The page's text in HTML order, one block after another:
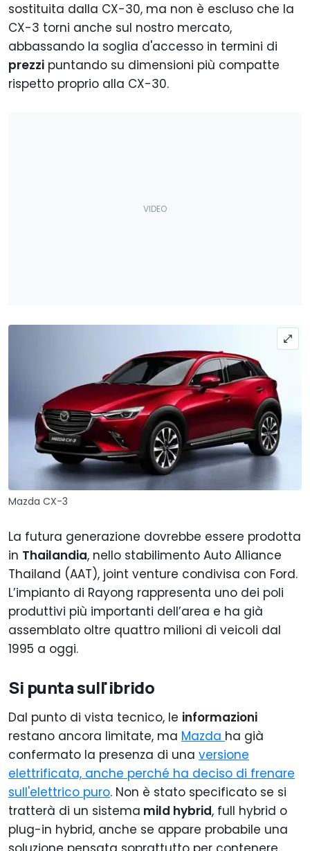
sostituita dalla CX-30, ma non è escluso che la
CX-3 torni anche sul nostro mercato,
abbassando la soglia d'accesso in termini di
prezzi puntando su dimensioni più compatte
rispetto proprio alla CX-30.
Mazda CX-3
La futura generazione dovrebbe essere prodotta
in Thailandia, nello stabilimento Auto Alliance
Thailand (AAT), joint venture condivisa con Ford.
L’impianto di Rayong rappresenta uno dei poli
produttivi più importanti dell’area e ha già
assemblato oltre quattro milioni di veicoli dal
1995 a oggi.
Si punta sull'ibrido
Dal punto di vista tecnico, le informazioni
restano ancora limitate, ma Mazda ha già
confermato la presenza di una versione
elettrificata, anche perché ha deciso di frenare
sull'elettrico puro. Non è stato specificato se si
tratterà di un sistema mild hybrid, full hybrid o
plug-in hybrid, anche se appare probabile una